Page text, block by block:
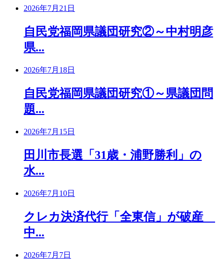
2026年7月21日
自民党福岡県議団研究②～中村明彦
県...
2026年7月18日
自民党福岡県議団研究①～県議団問
題...
2026年7月15日
田川市長選「31歳・浦野勝利」の
水...
2026年7月10日
クレカ決済代行「全東信」が破産
中...
2026年7月7日